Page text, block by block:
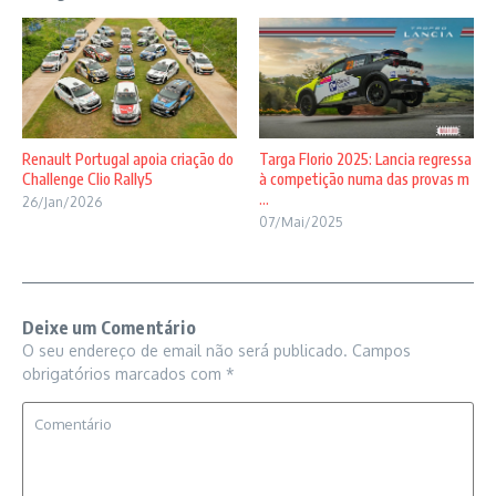
Renault Portugal apoia criação do
Challenge Clio Rally5
26/Jan/2026
Targa Florio 2025: Lancia regressa
à competição numa das provas m
...
07/Mai/2025
Deixe um Comentário
O seu endereço de email não será publicado. Campos
obrigatórios marcados com *